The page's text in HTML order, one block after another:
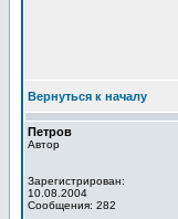
Вернуться к началу
Петров
Автор
Зарегистрирован:
10.08.2004
Сообщения: 282